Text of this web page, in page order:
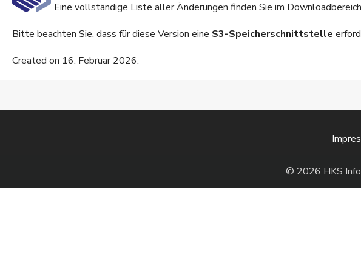
Eine vollständige Liste aller Änderungen finden Sie im Downloadbereich
Bitte beachten Sie, dass für diese Version eine S3-Speicherschnittstelle
Created on 16. Februar 2026.
© 2026 HKS